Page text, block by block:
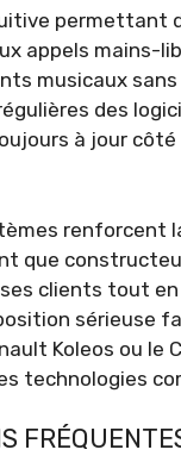
permettant
appels mains-
musicaux
des
à jour
renforcent
que
clients tout
sérieuse
Koleos ou le
technologies